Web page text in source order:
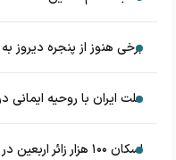
برخی هنوز از پنجره دیروز
ملت ایران با روحیه ایمانی
اسکان ۱۰۰ هزار زائر اربعین در آستان مقدس مسجد جمکران